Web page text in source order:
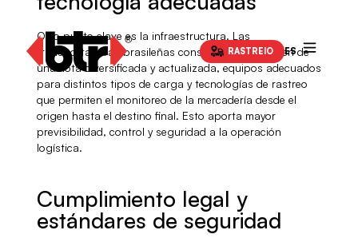
RASTREIO ES
Otro punto clave es la infraestructura. Las
transportadoras brasileñas consolidadas disponen de
una flota diversificada y actualizada, equipos adecuados
para distintos tipos de carga y tecnologías de rastreo
que permiten el monitoreo de la mercadería desde el
origen hasta el destino final. Esto aporta mayor
previsibilidad, control y seguridad a la operación
logística.
Cumplimiento legal y
estándares de seguridad